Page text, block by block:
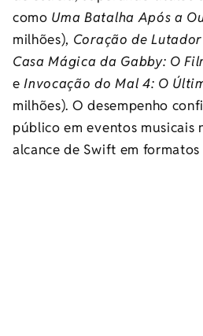
como Uma Batalha Após a
milhões), Coração de Lutador
Casa Mágica da Gabby: O
eInvocação do Mal 4: O
milhões). O desempenho
público em eventos musicais
alcance de Swift em formatos